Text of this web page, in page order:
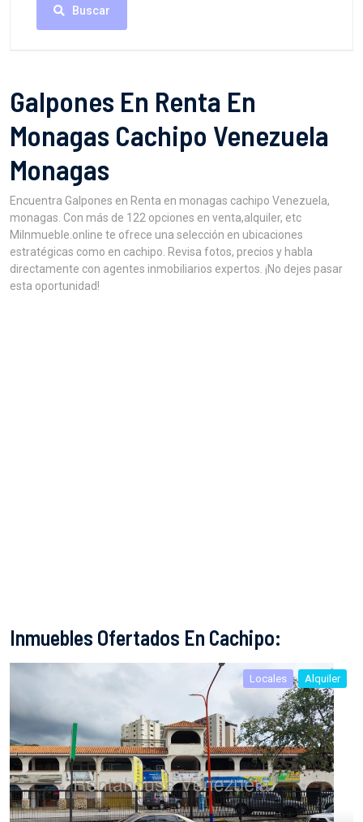
Buscar
Galpones En Renta En
Monagas Cachipo Venezuela
Monagas
Encuentra Galpones en Renta en monagas cachipo Venezuela,
monagas. Con más de 122 opciones en venta,alquiler, etc
MiInmueble.online te ofrece una selección en ubicaciones
estratégicas como en cachipo. Revisa fotos, precios y habla
directamente con agentes inmobiliarios expertos. ¡No dejes pasar
esta oportunidad!
Inmuebles Ofertados En Cachipo:
Locales Alquiler